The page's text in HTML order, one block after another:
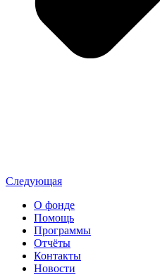
Следующая
О фонде
Помощь
Программы
Отчёты
Контакты
Новости